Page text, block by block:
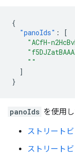
{
"panoIds" :
[
"ACfH-
""
]
}
panoIds を使用
ストリート
ストリート